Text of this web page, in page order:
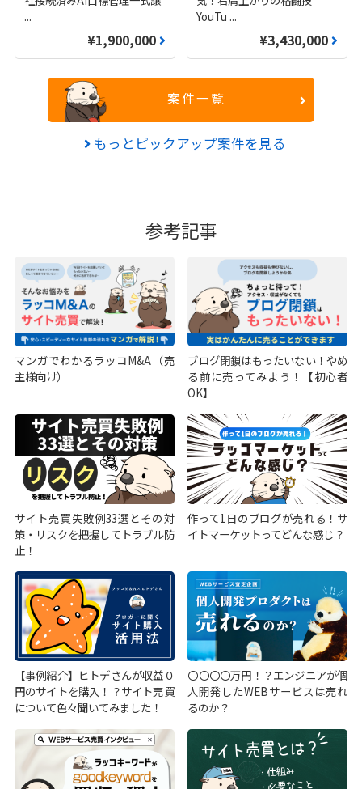
...
¥1,900,000
YouTu ...
¥3,430,000
案件一覧
もっとピックアップ案件を見る
参考記事
マンガでわかるラッコM&A（売
主様向け）
ブログ閉鎖はもったいない！やめ
る前に売ってみよう！【初心者
OK】
サイト売買失敗例33選とその対
策・リスクを把握してトラブル防
止！
作って1日のブログが売れる！サ
イトマーケットってどんな感じ？
【事例紹介】ヒトデさんが収益０
円のサイトを購入！？サイト売買
について色々聞いてみました！
〇〇〇〇万円！？エンジニアが個
人開発したWEBサービスは売れ
るのか？